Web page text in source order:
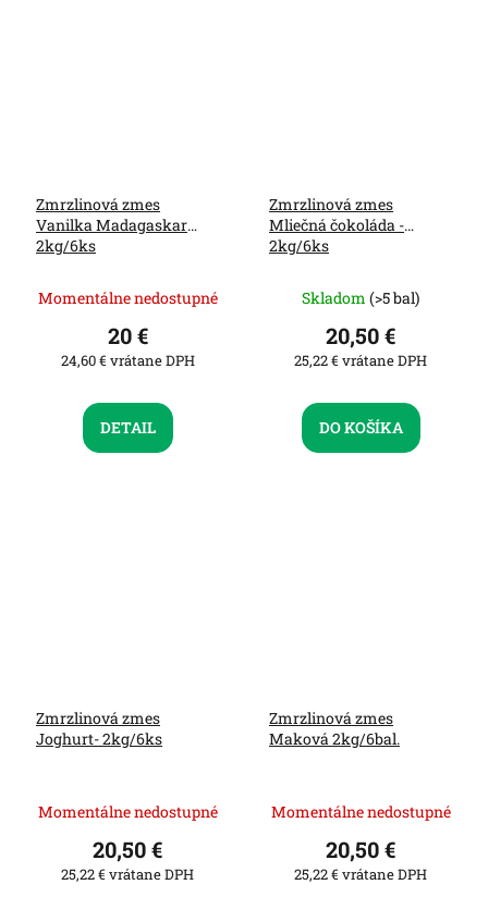
Zmrzlinová zmes
Vanilka Madagaskar
2kg/6ks
Momentálne nedostupné
24,60 € vrátane DPH
20 €
DETAIL
Zmrzlinová zmes
Mliečná čokoláda -
2kg/6ks
Skladom (>5 bal)
25,22 € vrátane DPH
20,50 €
DO KOŠÍKA
Zmrzlinová zmes
Joghurt- 2kg/6ks
Momentálne nedostupné
25,22 € vrátane DPH
20,50 €
Zmrzlinová zmes
Maková 2kg/6bal.
Momentálne nedostupné
25,22 € vrátane DPH
20,50 €